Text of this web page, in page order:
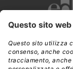
CWI è una